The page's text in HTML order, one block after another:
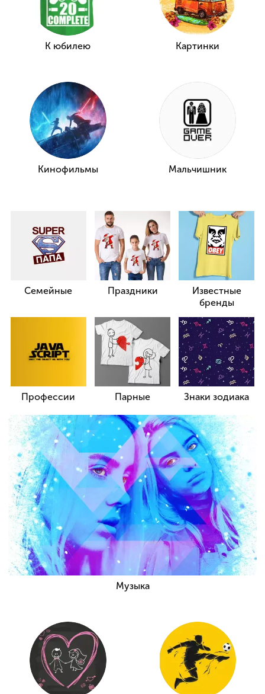
К юбилею Картинки
Кинофильмы Мальчишник
Музыка
Семейные Праздники
Известные
бренды
Профессии Парные Знаки зодиака